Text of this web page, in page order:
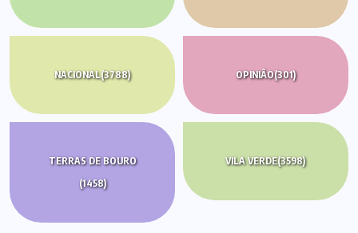
NACIONAL(3788) OPINIÃO(301)
TERRAS DE BOURO
(1458)
VILA VERDE(3598)